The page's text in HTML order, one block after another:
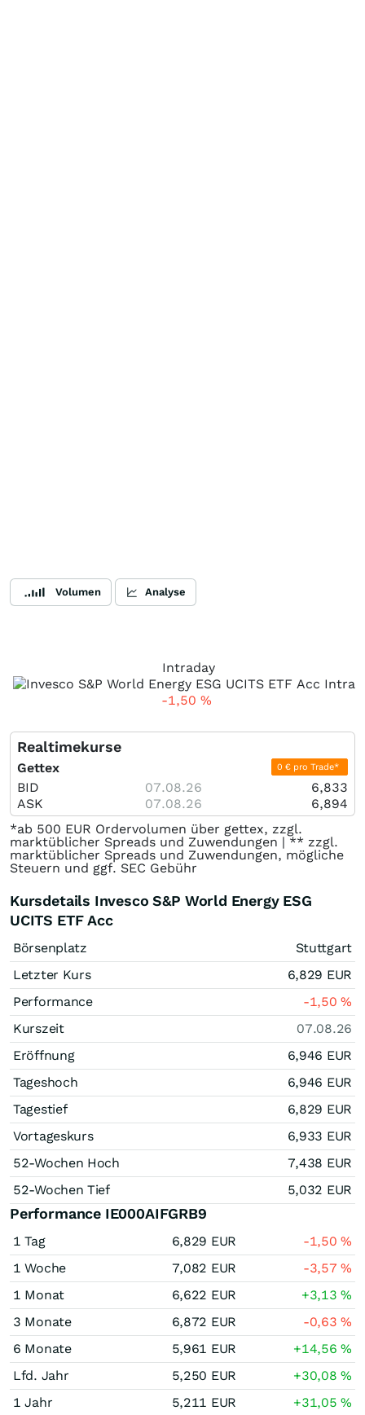
Volumen Analyse
Intraday
-1,50 %
Realtimekurse
Gettex 0 € pro Trade*
BID 07.08.26
6,833
ASK
07.08.26
6,894
*ab 500 EUR Ordervolumen über gettex, zzgl.
marktüblicher Spreads und Zuwendungen | ** zzgl.
marktüblicher Spreads und Zuwendungen, mögliche
Steuern und ggf. SEC Gebühr
Kursdetails Invesco S&P World Energy ESG
UCITS ETF Acc
Börsenplatz
Stuttgart
Letzter Kurs
6,829 EUR
Performance
-1,50%
Kurszeit
07.08.26
Eröffnung
6,946 EUR
Tageshoch
6,946 EUR
Tagestief
6,829 EUR
Vortageskurs
6,933 EUR
52-Wochen Hoch
7,438 EUR
52-Wochen Tief
5,032 EUR
Performance IE000AIFGRB9
1 Tag 6,829 EUR -1,50%
1 Woche
7,082 EUR -3,57%
1 Monat
6,622 EUR +3,13%
3 Monate
6,872 EUR -0,63%
6 Monate
5,961 EUR +14,56%
Lfd. Jahr
5,250 EUR +30,08%
1 Jahr
5,211 EUR +31,05%